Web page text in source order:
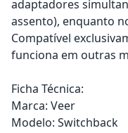
adaptadores
assento), enquanto
Compatível
funciona em outras
Ficha Técnica:
Marca: Veer
Modelo: Switchback